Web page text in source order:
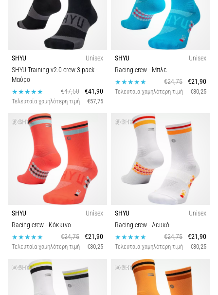
SHYU
Unisex
SHYU Training v2.0 crew 3 pack-
Μαύρο
€47,50
€41,90
Τελευταία χαμηλότερη τιμή €57,75
SHYU
Unisex
Racing crew- Μπλε
€24,75
€21,90
Τελευταία χαμηλότερη τιμή €30,25
SHYU
Unisex
Racing crew- Κόκκινο
€24,75
€21,90
Τελευταία χαμηλότερη τιμή €30,25
SHYU
Unisex
Racing crew- Λευκό
€24,75
€21,90
Τελευταία χαμηλότερη τιμή €30,25